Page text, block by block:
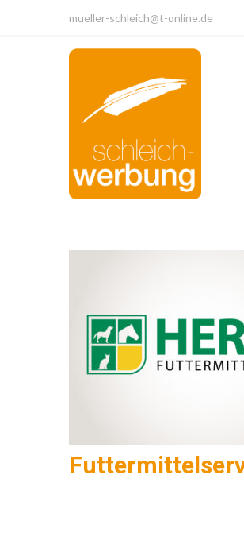
mueller-schleich@t-online.de